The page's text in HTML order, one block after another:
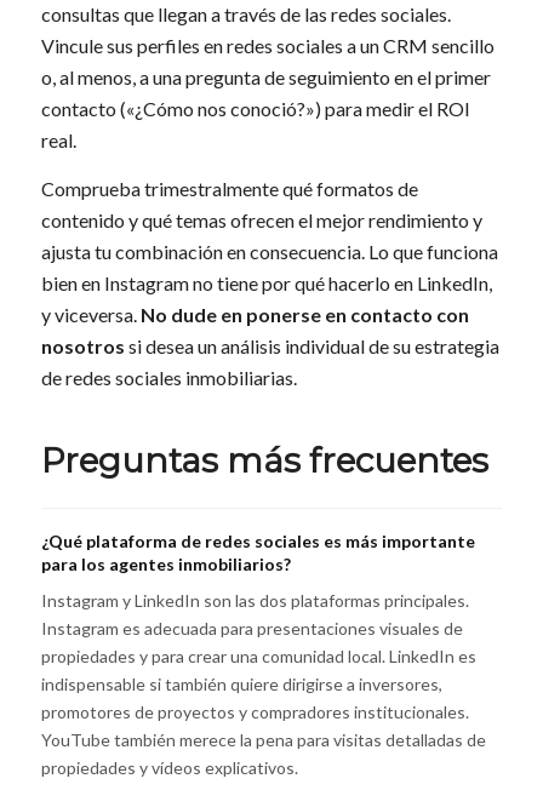
consultas que llegan a través de las redes sociales.
Vincule sus perfiles en redes sociales a un CRM sencillo
o, al menos, a una pregunta de seguimiento en el primer
contacto («¿Cómo nos conoció?») para medir el ROI
real.
Comprueba trimestralmente qué formatos de
contenido y qué temas ofrecen el mejor rendimiento y
ajusta tu combinación en consecuencia. Lo que funciona
bien en Instagram no tiene por qué hacerlo en LinkedIn,
y viceversa. No dude en ponerse en contacto con
nosotros si desea un análisis individual de su estrategia
de redes sociales inmobiliarias.
Preguntas más frecuentes
¿Qué plataforma de redes sociales es más importante
para los agentes inmobiliarios?
Instagram y LinkedIn son las dos plataformas principales.
Instagram es adecuada para presentaciones visuales de
propiedades y para crear una comunidad local. LinkedIn es
indispensable si también quiere dirigirse a inversores,
promotores de proyectos y compradores institucionales.
YouTube también merece la pena para visitas detalladas de
propiedades y vídeos explicativos.